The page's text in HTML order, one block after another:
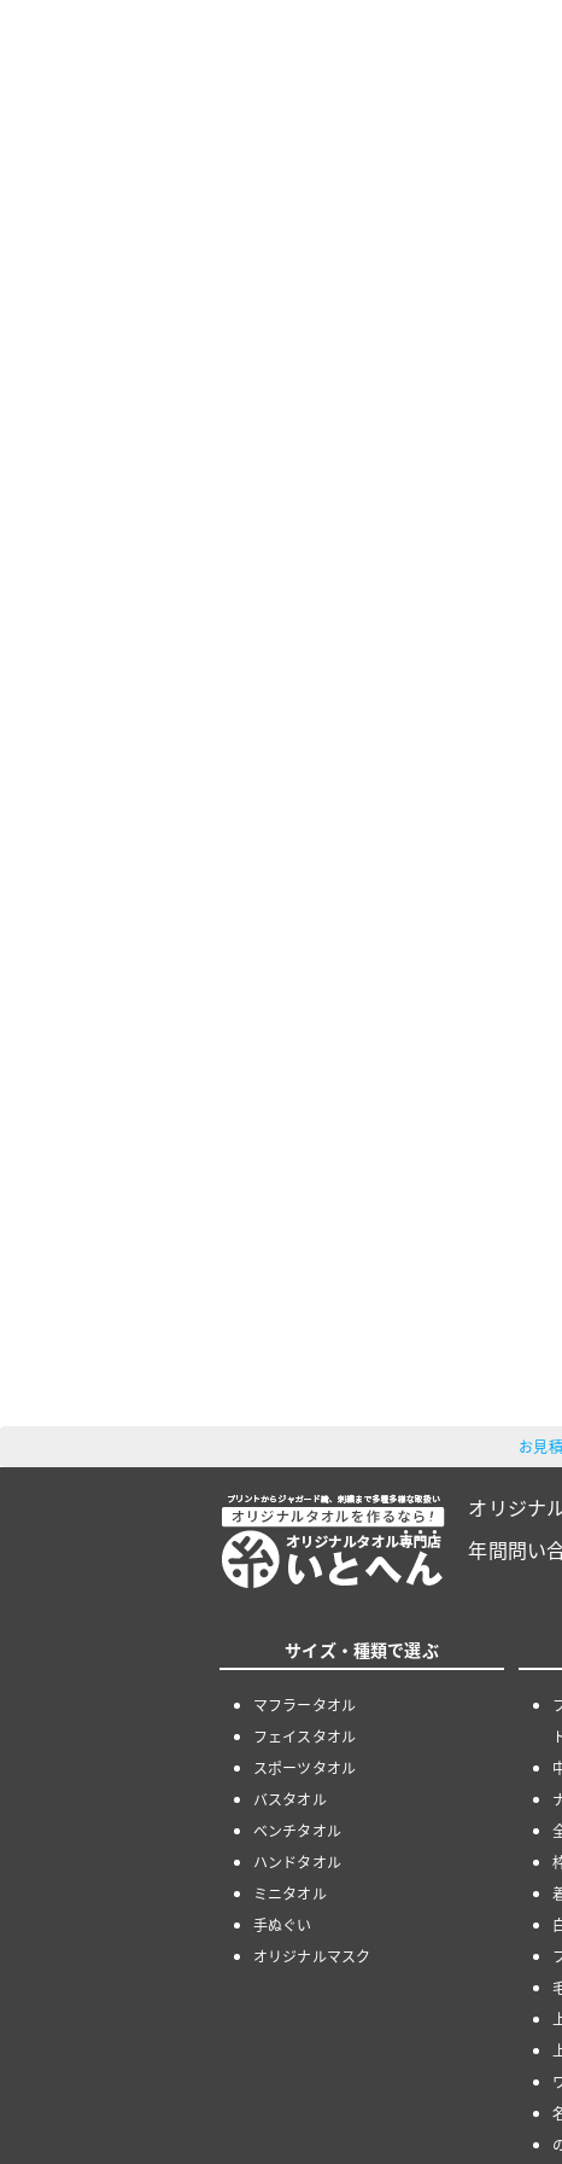
お見
オリジナ
年間問い
サイズ・種類で選ぶ
マフラータオル
フェイスタオル
スポーツタオル
バスタオル
ベンチタオル
ハンドタオル
ミニタオル
手ぬぐい
オリジナルマスク